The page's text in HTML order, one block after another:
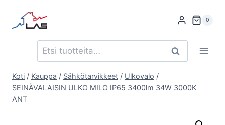
sisältöön
0
Etsi: Haku
Koti / Kauppa / Sähkötarvikkeet / Ulkovalo /
SEINÄVALAISIN ULKO MILO IP65 3400lm 34W 3000K
ANT